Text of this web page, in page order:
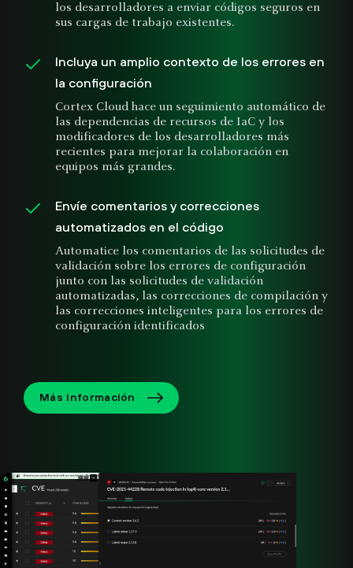
los desarrolladores a enviar códigos seguros en
sus cargas de trabajo existentes.
Incluya un amplio contexto de los errores en
la configuración
Cortex Cloud hace un seguimiento automático de
las dependencias de recursos de IaC y los
modificadores de los desarrolladores más
recientes para mejorar la colaboración en
equipos más grandes.
Envíe comentarios y correcciones
automatizados en el código
Automatice los comentarios de las solicitudes de
validación sobre los errores de configuración
junto con las solicitudes de validación
automatizadas, las correcciones de compilación y
las correcciones inteligentes para los errores de
configuración identificados
Más información